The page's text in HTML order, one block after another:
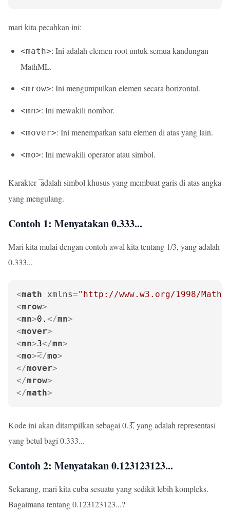
mari kita pecahkan ini:
<math>: Ini adalah elemen root untuk semua kandungan
MathML.
<mrow>: Ini mengumpulkan elemen secara horizontal.
<mn>: Ini mewakili nombor.
<mover>: Ini menempatkan satu elemen di atas yang lain.
<mo>: Ini mewakili operator atau simbol.
Karakteradalah simbol khusus yang membuat garis di atas angka
yang mengulang.
Contoh 1: Menyatakan 0.333...
Mari kita mulai dengan contoh awal kita tentang 1/3, yang adalah
0.333...
<math xmlns="http://www.w3.org/1998/Math/
<mrow>
<mn>0. </mn>
<mover>
<mn>3</mn>
<mo></mo>
</mover>
</mrow>
</math>
Kode ini akan ditampilkan sebagai 0.3̅, yang adalah representasi
yang betul bagi 0.333...
Contoh 2: Menyatakan 0.123123123...
Sekarang, mari kita cuba sesuatu yang sedikit lebih kompleks.
Bagaimana tentang 0.123123123...?